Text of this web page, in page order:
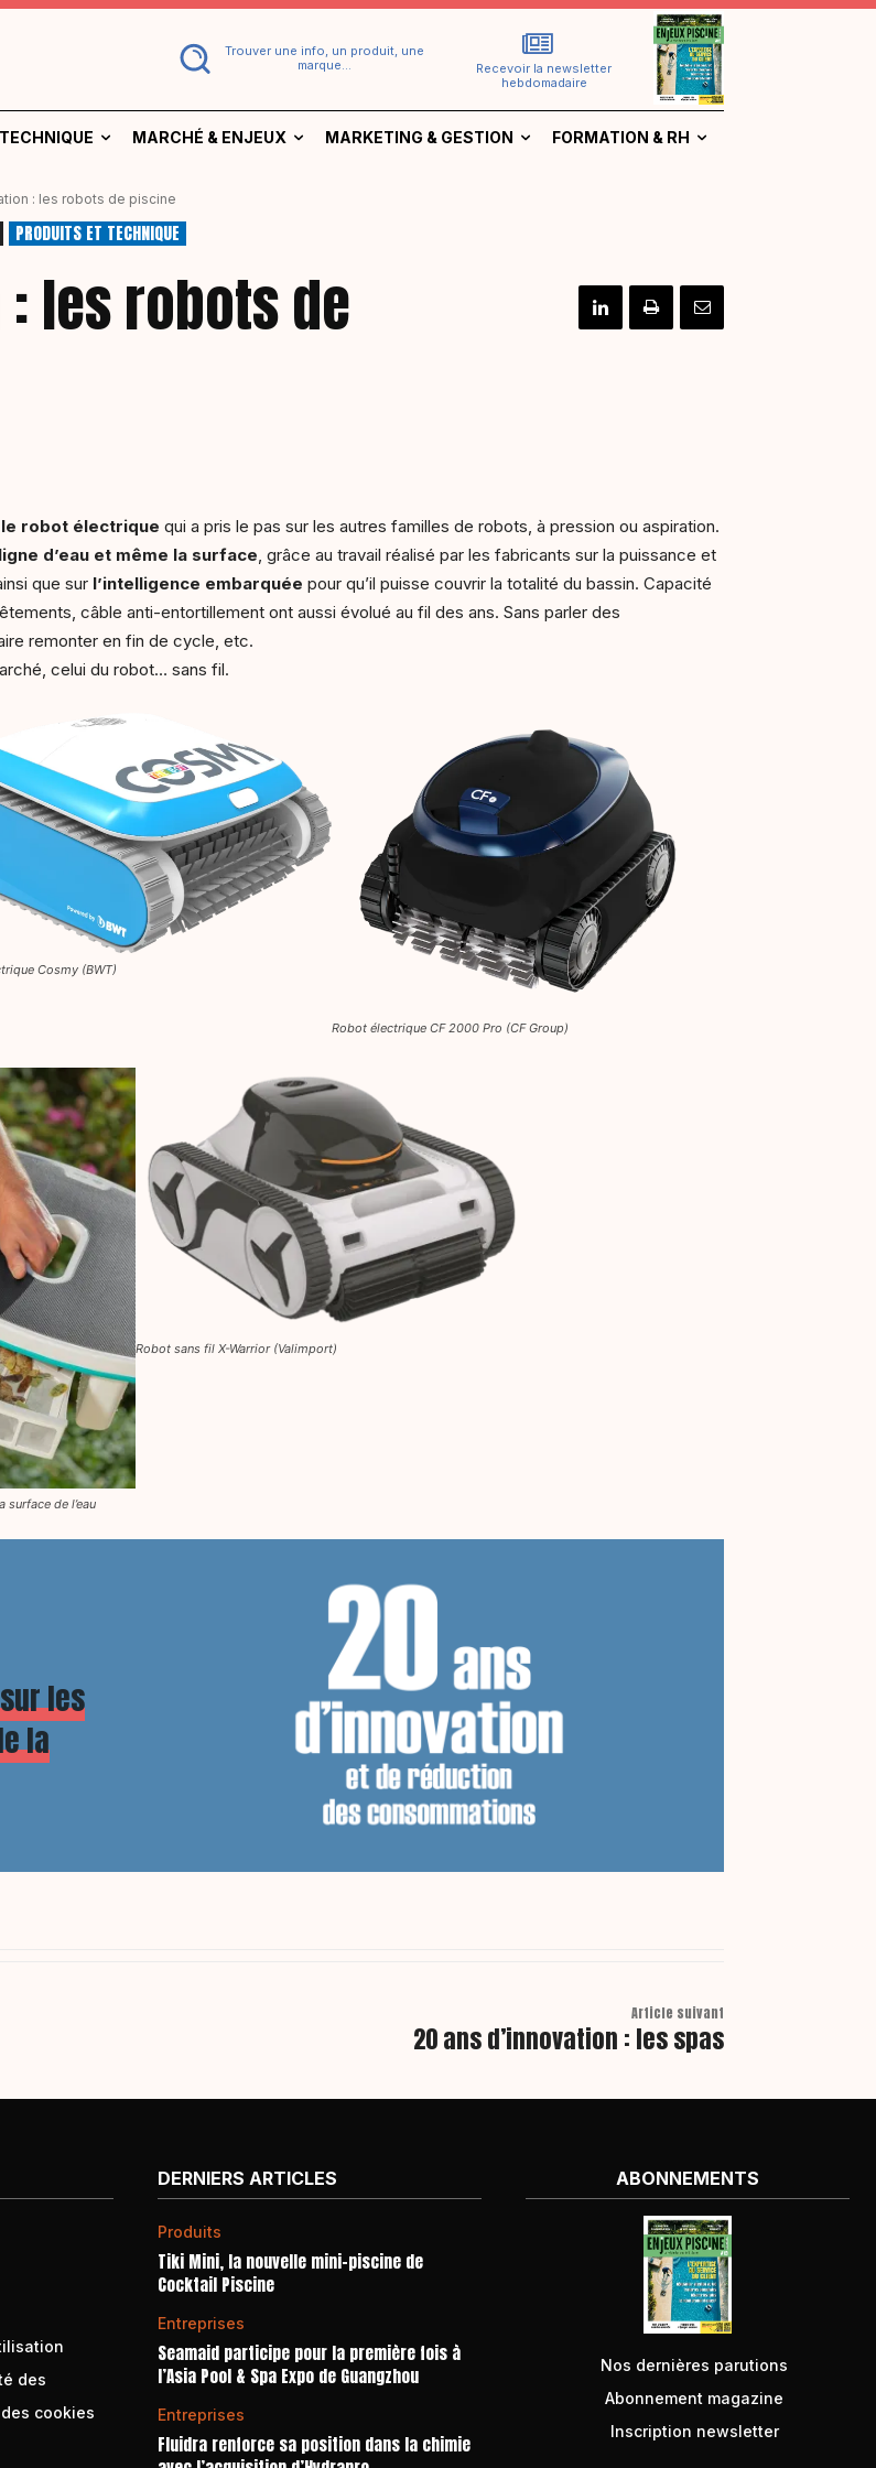
Trouver une info, un produit, une
marque...
Recevoir la newsletter
hebdomadaire
MARCHÉ & ENJEUX MARKETING & GESTION FORMATION & RH
: les robots de piscine
PRODUITS ET TECHNIQUE
: les robots de
le robot électrique qui a pris le pas sur les autres familles de robots, à pression ou aspiration.
d’eau et même la surface, grâce au travail réalisé par les fabricants sur la puissance et
que sur l’intelligence embarquée pour qu’il puisse couvrir la totalité du bassin. Capacité
câble anti-entortillement ont aussi évolué au fil des ans. Sans parler des
remonter en fin de cycle, etc.
celui du robot… sans fil.
Cosmy (BWT)
Robot électrique CF 2000 Pro (CF Group)
de l’eau
Robot sans fil X-Warrior (Valimport)
les
la
Article suivant
20 ans d’innovation : les spas
des
cookies
DERNIERS ARTICLES
Produits
Tiki Mini, la nouvelle mini-piscine de
Cocktail Piscine
Entreprises
Seamaid participe pour la première fois à
l’Asia Pool & Spa Expo de Guangzhou
Entreprises
Fluidra renforce sa position dans la chimie
ABONNEMENTS
Nos dernières parutions
Abonnement magazine
Inscription newsletter